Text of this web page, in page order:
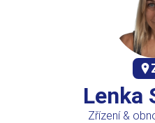
Lenka
Zřízení &